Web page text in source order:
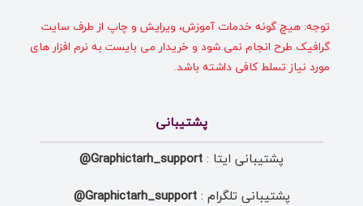
توجه: هیچ گونه خدمات آموزش، ویرایش و چاپ از طرف سایت
گرافیک طرح انجام نمی شود و خریدار می بایست به نرم افزار های
مورد نیاز تسلط کافی داشته باشد.
پشتیبانی
پشتیبانی ایتا : Graphictarh_support@
پشتیبانی تلگرام :Graphictarh_support@